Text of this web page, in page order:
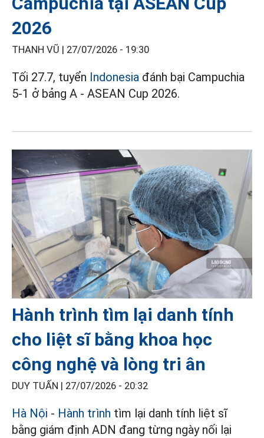
2026
THANH VŨ | 27/07/2026 - 19:30
Tối 27.7, tuyển Indonesia đánh bại Campuchia
5-1 ở bảng A - ASEAN Cup 2026.
Hành trình tìm lại danh tính
cho liệt sĩ bằng khoa học
công nghệ và lòng tri ân
DUY TUẤN | 27/07/2026 - 20:32
Hà Nội - Hành trình tìm lại danh tính liệt sĩ
bằng giám định ADN đang từng ngày nối lại